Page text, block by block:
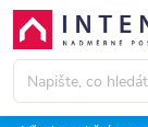
Přejít
obsah